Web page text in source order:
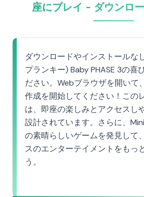
座にプレイ - ダウンロ
ダウンロードやインストールな
プランキー) Baby PHASE 3の喜
ださい。Webブラウザを開いて
作成を開始してください！この
は、即座の楽しみとアクセスし
設計されています。さらに、
の素晴らしいゲームを発見して
スのエンターテイメントをもっ
う。